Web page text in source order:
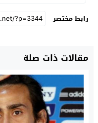
رابط مختصر
مقالات ذات صلة